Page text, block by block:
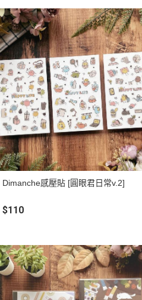
Dimanche感壓貼 [圓眼君日常v.2]
$110